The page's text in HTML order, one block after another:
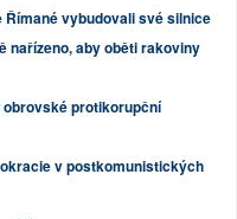
vybudovali své silnice
nařízeno, aby oběti rakoviny
obrovské protikorupční
v postkomunistických